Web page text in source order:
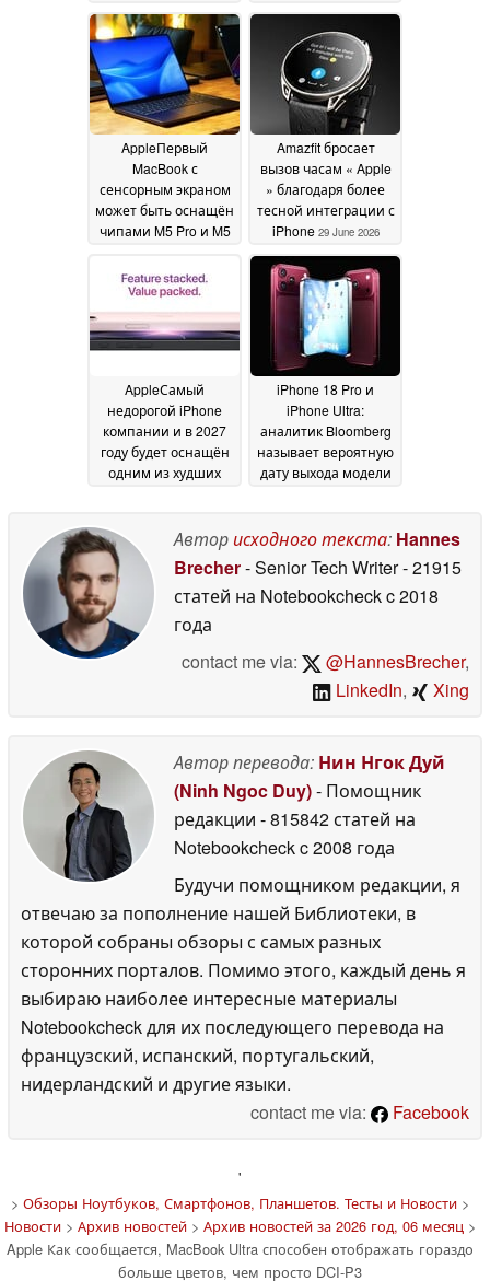
аккумулятора пока
остается
неопределенным 01
July 2026
на рынок через два
года после
появления модели с
процессором M5
Ultra 29 June 2026
AppleПервый
MacBook с
сенсорным экраном
может быть оснащён
чипами M5 Pro и M5
Amazfit бросает
вызов часам « Apple
» благодаря более
тесной интеграции с
iPhone 29 June 2026
AppleСамый
недорогой iPhone
компании и в 2027
году будет оснащён
одним из худших
технические
характеристики
iPhone 18 и iPhone Air
29 June 2026
iPhone 18 Pro и
iPhone Ultra:
аналитик Bloomberg
называет вероятную
дату выхода модели
Авторисходного текста: Hannes
Brecher- Senior Tech Writer- 21915
статей на Notebookcheckc 2018
года
contact me via:
@HannesBrecher,
LinkedIn, Xing
Автор перевода: Нин Нгок Дуй
(Ninh Ngoc Duy)- Помощник
редакции - 815842 статей на
Notebookcheckc 2008 года
Будучи помощником редакции, я
отвечаю за пополнение нашей Библиотеки, в
которой собраны обзоры с самых разных
сторонних порталов. Помимо этого, каждый день я
выбираю наиболее интересные материалы
Notebookcheck для их последующего перевода на
французский, испанский, португальский,
нидерландский и другие языки.
contact me via:
Facebook
'
> Обзоры Ноутбуков, Смартфонов, Планшетов. Тесты и Новости>
Новости> Архив новостей> Архив новостей за 2026 год, 06 месяц>
Apple Как сообщается, MacBook Ultra способен отображать гораздо
больше цветов, чем просто DCI-P3